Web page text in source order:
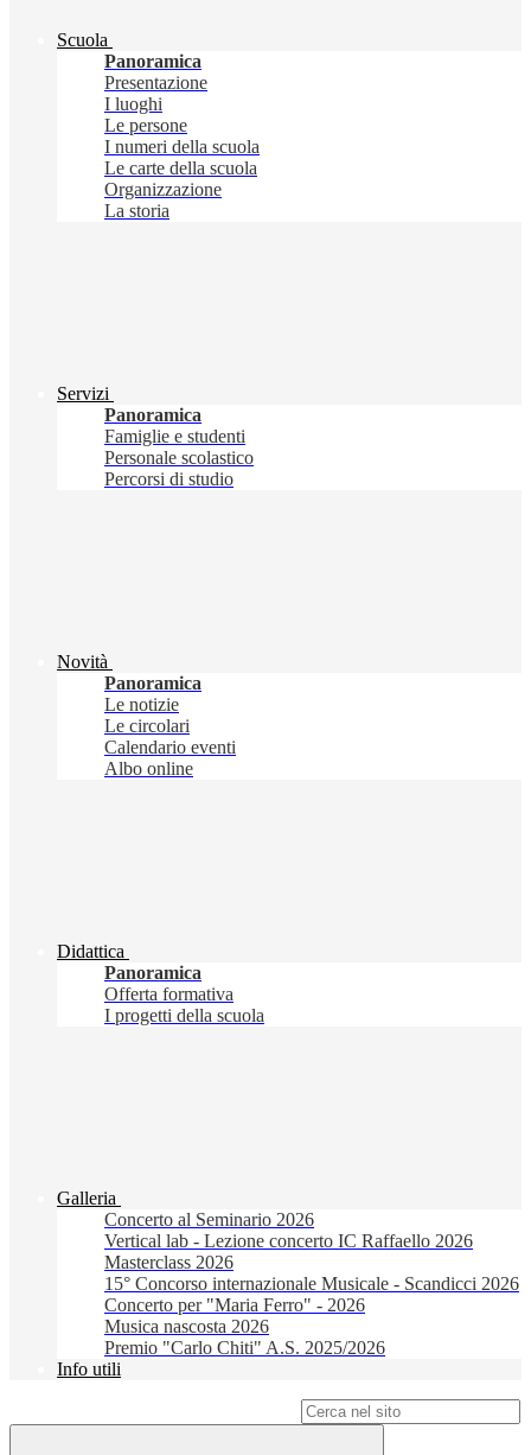
Scuola
Panoramica
Presentazione
I luoghi
Le persone
I numeri della scuola
Le carte della scuola
Organizzazione
La storia
Servizi
Panoramica
Famiglie e studenti
Personale scolastico
Percorsi di studio
Novità
Panoramica
Le notizie
Le circolari
Calendario eventi
Albo online
Didattica
Panoramica
Offerta formativa
I progetti della scuola
Galleria
Concerto al Seminario 2026
Vertical lab - Lezione concerto IC Raffaello 2026
Masterclass 2026
15° Concorso internazionale Musicale - Scandicci 2026
Concerto per "Maria Ferro" - 2026
Musica nascosta 2026
Premio "Carlo Chiti" A.S. 2025/2026
Info utili